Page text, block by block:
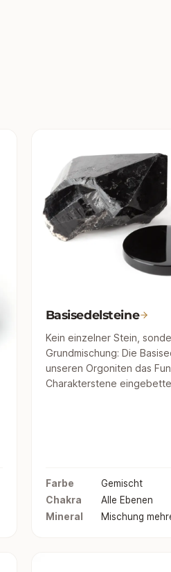
Basisedelsteine
Kein einzelner Stein,
Grundmischung: Die
unseren Orgoniten das
Charakterstene
Farbe
Gemischt
Chakra
Alle Ebenen
Mineral
Mischung